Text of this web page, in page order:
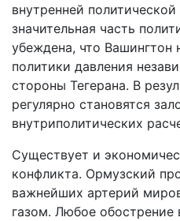
внутренней
значительная часть
убеждена, что Вашингтон
политики давления
стороны Тегерана. В
регулярно становятся
внутриполитических
Существует и
конфликта. Ормузский
важнейших артерий
газом. Любое обострение